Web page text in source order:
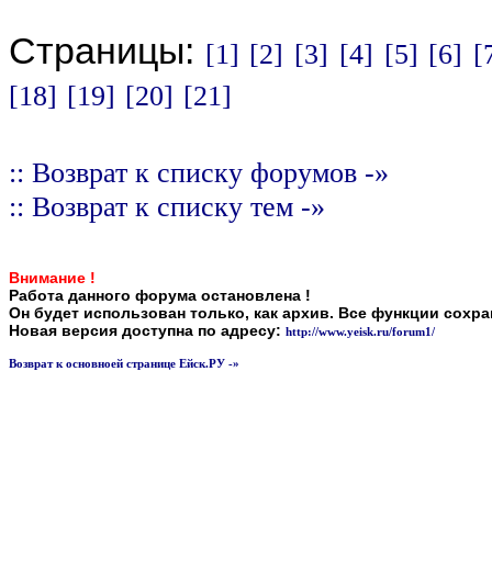
Страницы: [1] [2] [3] [4] [5] [6]
[18] [19] [20] [21]
:: Возврат к списку форумов -»
:: Возврат к списку тем -»
Внимание !
Работа данного форума остановлена !
Он будет использован только, как архив. Все функции
Новая версия доступна по адресу: http://www.yeisk.ru/forum1/
Возврат к основноей странице Ейск.РУ -»